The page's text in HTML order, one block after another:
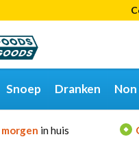
Snoep Dranken
morgen in huis